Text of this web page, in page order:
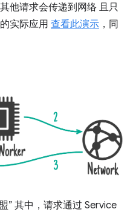
他请求会传递到网络 且只
实际应用 查看此演示 ，同
” 其中，请求通过 Service